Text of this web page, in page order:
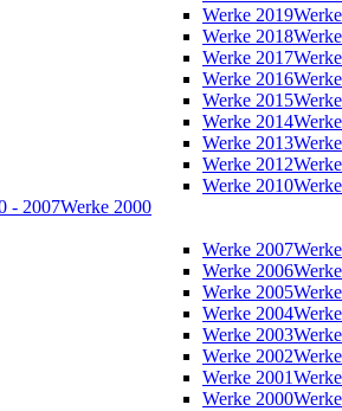
Werke 2019
Werke 2018
Werke 2017
Werke 2016
Werke 2015
Werke 2014
Werke 2013
Werke 2012
Werke 2010
- 2007Werke 2000
Werke 2007
Werke 2006
Werke 2005
Werke 2004
Werke 2003
Werke 2002
Werke 2001
Werke 2000